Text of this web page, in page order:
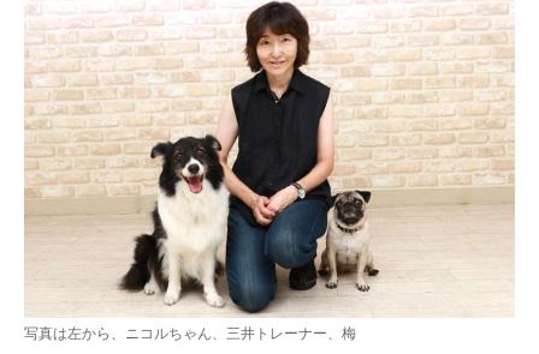
写真は左から、ニコルちゃん、三井トレーナー、梅